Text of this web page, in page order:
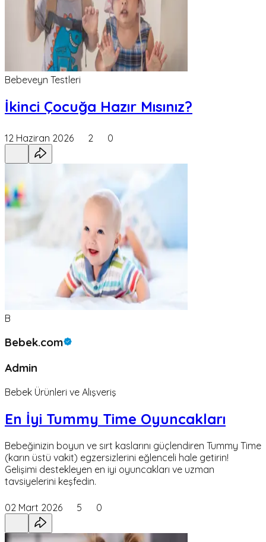
Bebeveyn Testleri
İkinci Çocuğa Hazır Mısınız?
12 Haziran 2026 2 0
B
Bebek.com
Admin
Bebek Ürünleri ve Alışveriş
En İyi Tummy Time Oyuncakları
Bebeğinizin boyun ve sırt kaslarını güçlendiren Tummy Time
(karın üstü vakit) egzersizlerini eğlenceli hale getirin!
Gelişimi destekleyen en iyi oyuncakları ve uzman
tavsiyelerini keşfedin.
02 Mart 2026 5 0